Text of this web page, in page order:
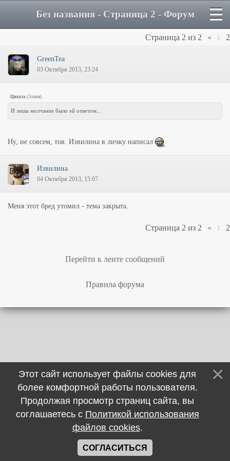
Без названия - Страница 2 - Форум
Страница 2 из 2 « 1 2
GreenTea
03 Октября 2013, 23:24
Цитата (Эллия)
И лишь молчание было ей ответом...
Ну, не совсем, тов. Извилина в личку написал
Извилина
04 Октября 2013, 15:07
Меня этот бред утомил - тема закрыта.
Страница 2 из 2 « 1 2
Перейти к ленте сообщений
Правила форума
Этот сайт использует файлы cookies для
более комфортной работы пользователя.
Продолжая просмотр страниц сайта, вы
соглашаетесь с Политикой использования
файлов cookies.
СОГЛАСИТЬСЯ